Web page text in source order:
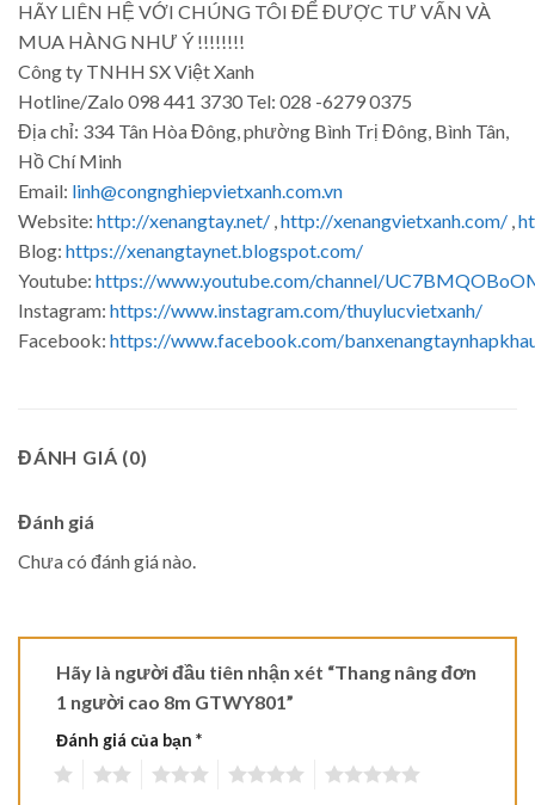
HÃY LIÊN HỆ VỚI CHÚNG TÔI ĐỂ ĐƯỢC TƯ VẤN VÀ
MUA HÀNG NHƯ Ý !!!!!!!!
Công ty TNHH SX Việt Xanh
Hotline/Zalo 098 441 3730 Tel: 028 -6279 0375
Địa chỉ: 334 Tân Hòa Đông, phường Bình Trị Đông, Bình Tân,
Hồ Chí Minh
Email: linh@congnghiepvietxanh.com.vn
Website: http://xenangtay.net/ ,http://xenangvietxanh.com/ ,
Blog: https://xenangtaynet.blogspot.com/
Youtube: https://www.youtube.com/channel/
Instagram: https://www.instagram.com/thuylucvietxanh/
Facebook: https://www.facebook.com/
ĐÁNH GIÁ (0)
Đánh giá
Chưa có đánh giá nào.
Hãy là người đầu tiên nhận xét “Thang nâng đơn
1 người cao 8m GTWY801”
Đánh giá của bạn *